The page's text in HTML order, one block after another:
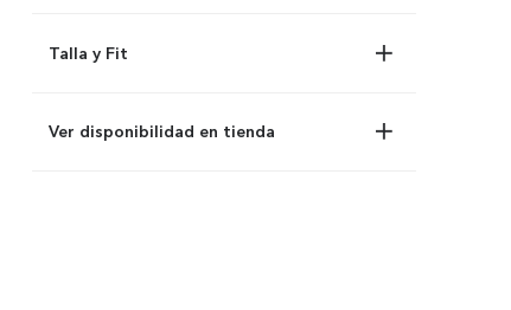
Talla y Fit
Ver disponibilidad en tienda